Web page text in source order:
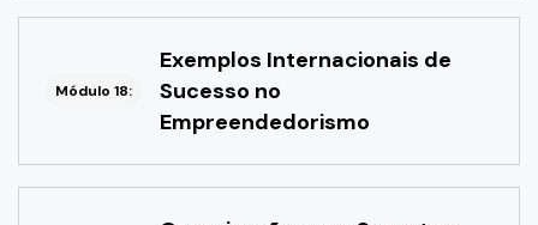
Módulo 18:
Exemplos Internacionais de
Sucesso no
Empreendedorismo